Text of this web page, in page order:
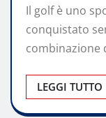
Il golf è uno
conquistato
combinazione
LEGGI TUTTO